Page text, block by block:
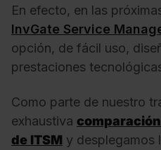
En efecto, en las
InvGate Service
opción, de fácil uso,
prestaciones
Como parte de nuestro
exhaustiva
de ITSM y desplegamos